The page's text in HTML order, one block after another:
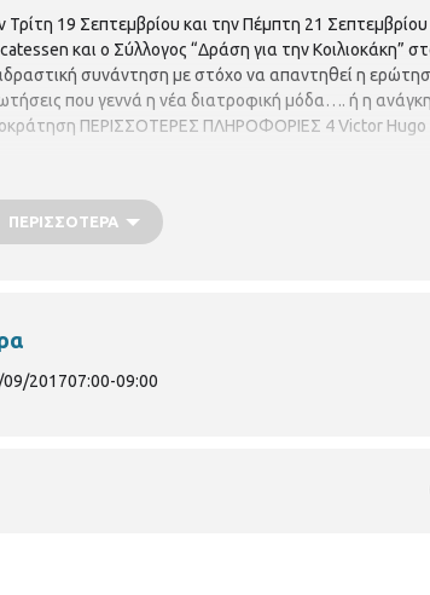
Τρίτη 19 Σεπτεμβρίου και την Πέμπτη 21
και ο Σύλλογος “Δράση για την Κοιλιοκάκη”
συνάντηση με στόχο να απαντηθεί η
που γεννά η νέα διατροφική μόδα…. ή η
ΠΕΡΙΣΣΟΤΕΡΕΣ ΠΛΗΡΟΦΟΡΙΕΣ 4 Victor Hugo
ΠΕΡΙΣΣΌΤΕΡΑ
09/201707:00-09:00